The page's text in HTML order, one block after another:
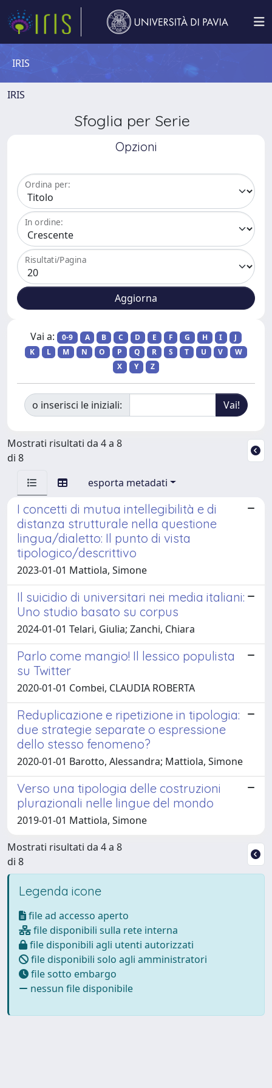
IRIS
IRIS
Sfoglia per Serie
Opzioni
Ordina per:
In ordine:
Risultati/Pagina
Vai a: 0-9 A B C D E F G H I
J
K
L M N O P Q R S T U V
W
X
Y Z
o inserisci le iniziali:
Mostrati risultati da 4 a 8
di 8
esporta metadati
I concetti di mutua intellegibilità e di
distanza strutturale nella questione
lingua/dialetto: Il punto di vista
tipologico/descrittivo
2023-01-01 Mattiola, Simone
Il suicidio di universitari nei media italiani:
Uno studio basato su corpus
2024-01-01 Telari, Giulia; Zanchi, Chiara
Parlo come mangio! Il lessico populista
su Twitter
2020-01-01 Combei, CLAUDIA ROBERTA
Reduplicazione e ripetizione in tipologia:
due strategie separate o espressione
dello stesso fenomeno?
2020-01-01 Barotto, Alessandra; Mattiola, Simone
Verso una tipologia delle costruzioni
plurazionali nelle lingue del mondo
2019-01-01 Mattiola, Simone
Mostrati risultati da 4 a 8
di 8
Legenda icone
file ad accesso aperto
file disponibili sulla rete interna
file disponibili agli utenti autorizzati
file disponibili solo agli amministratori
file sotto embargo
nessun file disponibile